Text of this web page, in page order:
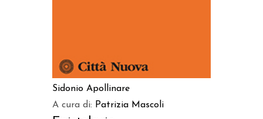
Sidonio Apollinare
A cura di: Patrizia Mascoli